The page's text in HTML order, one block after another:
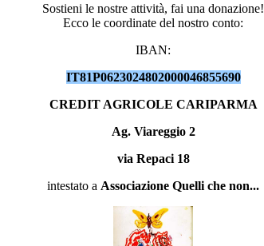
Sostieni le nostre attività, fai una donazione!
Ecco le coordinate del nostro conto:
IBAN:
IT81P0623024802000046855690
CREDIT AGRICOLE CARIPARMA
Ag. Viareggio 2
via Repaci 18
intestato a Associazione Quelli che non...